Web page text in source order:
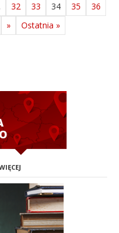
32 33 34 35
36
» Ostatnia »